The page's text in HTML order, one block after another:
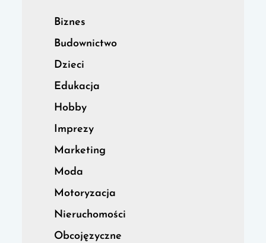
Biznes
Budownictwo
Dzieci
Edukacja
Hobby
Imprezy
Marketing
Moda
Motoryzacja
Nieruchomości
Obcojęzyczne